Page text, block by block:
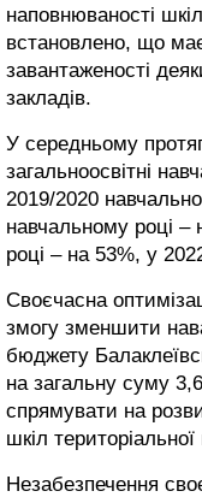
наповнюваності
встановлено, що
завантаженості
закладів.
У середньому
загальноосвітні
2019/2020
навчальному році –
році – на 53%, у
Своєчасна
змогу зменшити
бюджету
на загальну суму
спрямувати на
шкіл
Незабезпечення